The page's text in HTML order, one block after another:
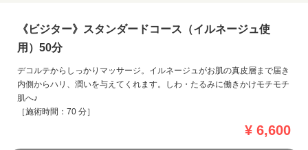
《ビジター》スタンダードコース（イルネージュ使
用）50分
デコルテからしっかりマッサージ。イルネージュがお肌の真皮層まで届き
内側からハリ、潤いを与えてくれます。しわ・たるみに働きかけモチモチ
肌へ♪
［施術時間：70 分］
¥ 6,600